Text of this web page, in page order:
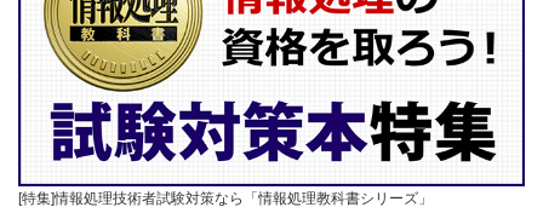
[特集]情報処理技術者試験対策なら「情報処理教科書シリーズ」